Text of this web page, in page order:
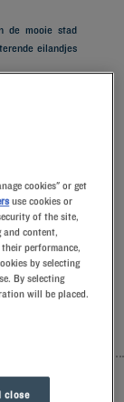
de mooie stad
eilandjes
eens.Bij
glimlach
met
om de
bij het
te komen!
cookies" or get
use cookies or
of the site,
and content,
performance,
by selecting
By selecting
will be placed.
close